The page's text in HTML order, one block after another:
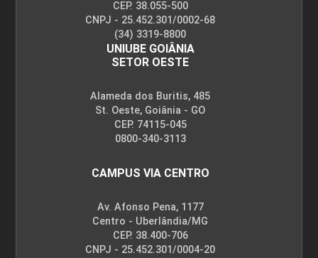
CEP. 38.055-500
CNPJ - 25.452.301/0002-68
(34) 3319-8800
UNIUBE GOIÂNIA
SETOR OESTE
Alameda dos Buritis, 485
St. Oeste, Goiânia - GO
CEP. 74115-045
0800-340-3113
CAMPUS VIA CENTRO
Av. Afonso Pena, 1177
Centro - Uberlândia/MG
CEP. 38.400-706
CNPJ - 25.452.301/0004-20